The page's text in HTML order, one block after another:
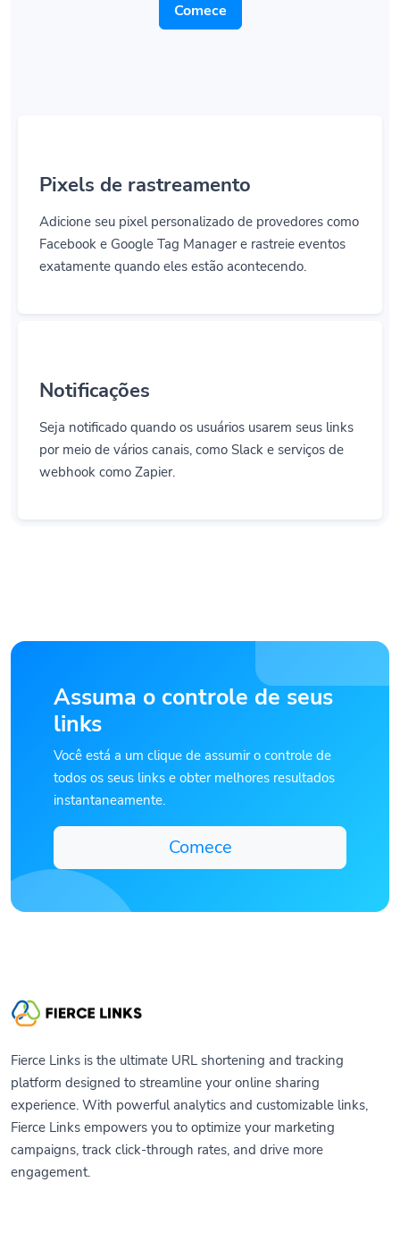
Facebook e Google Tag Manager e rastreie eventos
exatamente quando eles estão acontecendo.
Seja notificado quando os usuários usarem seus links
por meio de vários canais, como Slack e serviços de
webhook como Zapier.
Assuma o controle de seus
links
Você está a um clique de assumir o controle de
todos os seus links e obter melhores resultados
instantaneamente.
Comece
platform designed to streamline your online sharing
experience. With powerful analytics and customizable links,
Fierce Links empowers you to optimize your marketing
campaigns, track click-through rates, and drive more
engagement.